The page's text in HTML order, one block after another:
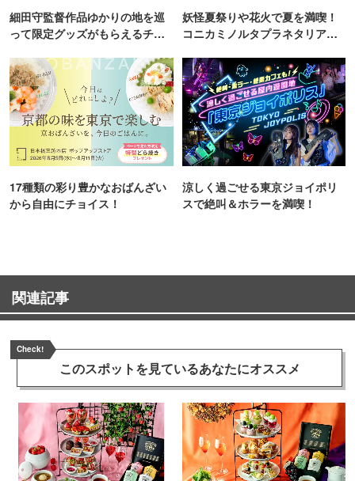
細田守監督作品ゆかりの地を巡
って限定グッズがもらえるチャ
妖怪夏祭りや花火で夏を満喫！
コニカミノルタプラネタリア
17種類の彩り豊かなおばんざい
から自由にチョイス！
涼しく過ごせる東京ジョイポリ
スで絶叫＆ホラーを満喫！
関連記事
Check!
このスポットを見ているあなたにオススメ